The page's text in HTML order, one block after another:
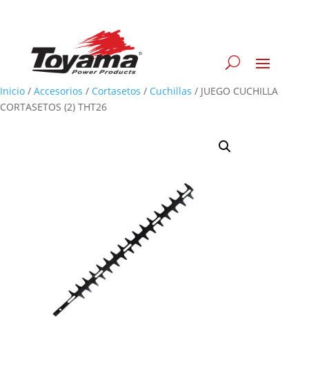
Inicio / Accesorios / Cortasetos / Cuchillas / JUEGO CUCHILLA
CORTASETOS (2) THT26